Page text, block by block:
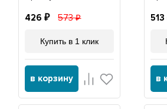
426 573
Купить в 1 клик
в корзину
513
в